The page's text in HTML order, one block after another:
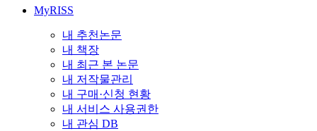
MyRISS
내 추천논문
내 책장
내 최근 본 논문
내 저작물관리
내 구매·신청 현황
내 서비스 사용권한
내 관심 DB